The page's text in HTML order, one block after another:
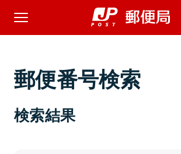
郵便番号検索
検索結果